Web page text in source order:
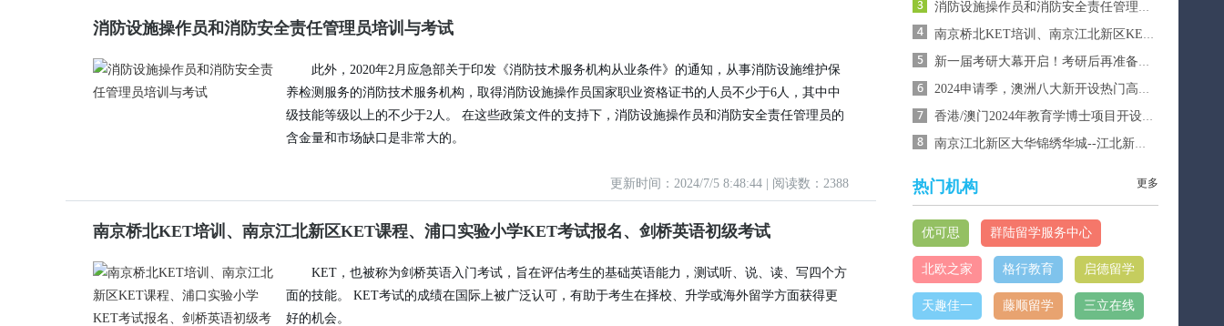
消防设施操作员和消防安全责任管理员培训与考试
此外，2020年2月应急部关于印发《消防技术服务机构从业条件》的通知，从事消防设施维护保
养检测服务的消防技术服务机构，取得消防设施操作员国家职业资格证书的人员不少于6人，其中中
级技能等级以上的不少于2人。 在这些政策文件的支持下，消防设施操作员和消防安全责任管理员的
含金量和市场缺口是非常大的。
更新时间：2024/7/5 8:48:44 | 阅读数：2388
南京桥北KET培训、南京江北新区KET课程、浦口实验小学KET考试报名、剑桥英语初级考试
KET，也被称为剑桥英语入门考试，旨在评估考生的基础英语能力，测试听、说、读、写四个方
面的技能。 KET考试的成绩在国际上被广泛认可，有助于考生在择校、升学或海外留学方面获得更
好的机会。
消防设施操作员和消防安全责任管理员培训与考试
南京桥北KET培训、南京江北新区KET课程、浦口实验小学KET考试报名、剑桥英语初级考试
新一届考研大幕开启！考研后再准备留学还来得及吗？热门地区升学攻略全解析！
2024申请季，澳洲八大新开设热门高薪硕士专业
香港/澳门2024年教育学博士项目开设院校/申请要求
南京江北新区大华锦绣华城--江北新区浦口实验小学附近晚托管班、晚辅导班，报名电话18913006668
热门机构 更多
优可思 群陆留学服务中心
北欧之家 格行教育 启德留学
天趣佳一 藤顺留学 三立在线